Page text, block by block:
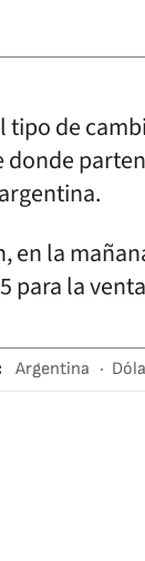
tipo de
donde
en la
para la
Argentina